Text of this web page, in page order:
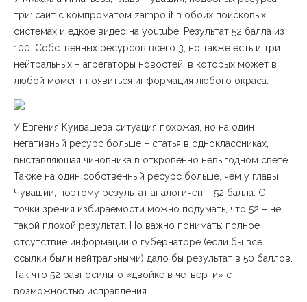
три: сайт с компроматом zampolit в обоих поисковых
системах и едкое видео на youtube. Результат 52 балла из
100. Собственных ресурсов всего 3, но также есть и три
нейтральных – агрегаторы новостей, в которых может в
любой момент появиться информация любого окраса.
У Евгения Куйвашева ситуация похожая, но на один
негативный ресурс больше – статья в одноклассниках,
выставляющая чиновника в откровенно невыгодном свете.
Также на один собственный ресурс больше, чем у главы
Чувашии, поэтому результат аналогичен – 52 балла. С
точки зрения избираемости можно подумать, что 52 – не
такой плохой результат. Но важно понимать: полное
отсутствие информации о губернаторе (если бы все
ссылки были нейтральными) дало бы результат в 50 баллов.
Так что 52 равносильно «двойке в четверти» с
возможностью исправления.